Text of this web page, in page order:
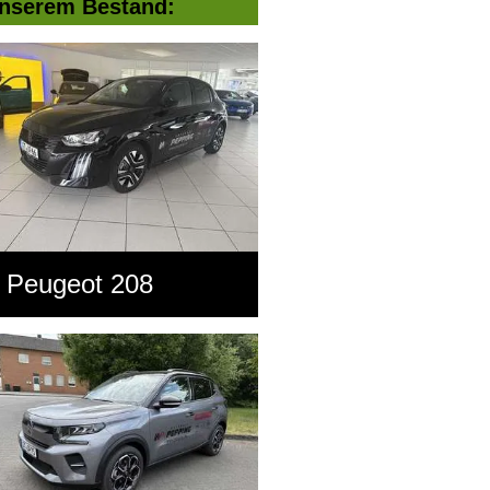
Bestand:
Peugeot 208